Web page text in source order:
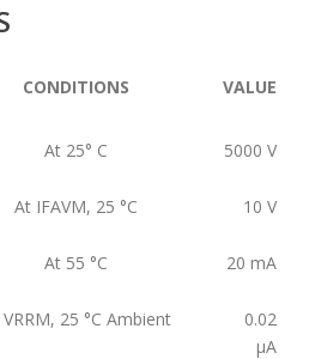
CONDITIONS VALUE
At 25° C 5000 V
At IFAVM, 25 °C 10 V
At 55 °C 20 mA
25 °C Ambient
0.02
μA